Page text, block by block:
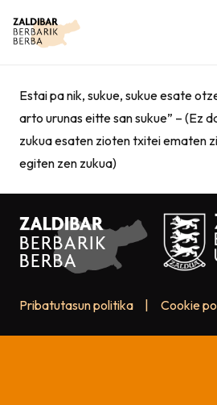
Estai pa nik, sukue, sukue esate
arto urunas eitte san sukue” – (Ez
zukua esaten zioten txitei ematen
egiten zen zukua)
Pribatutasun politika Cookie